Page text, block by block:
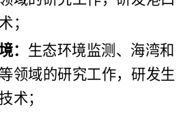
；
： 生态环境监测、海湾和
领域的研究工作，研发生
术；